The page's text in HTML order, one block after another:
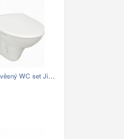
Cenově zvýhodněný závěsný WC set Jika k…